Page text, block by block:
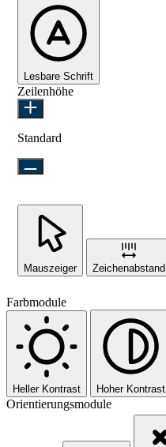
Lesbare Schrift
Zeilenhöhe
Standard
Mauszeiger Zeichenabstand
Farbmodule
Heller Kontrast Hoher Kontrast
Orientierungsmodule